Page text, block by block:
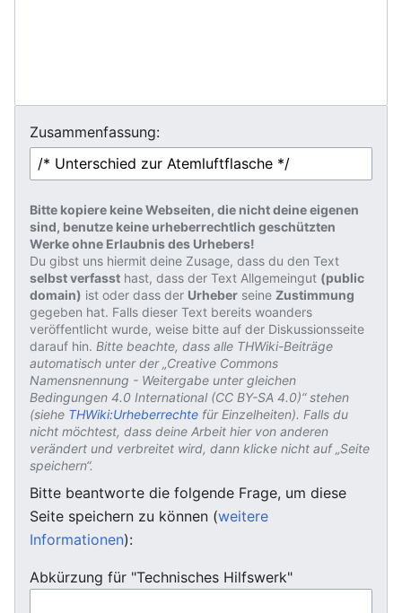
Zusammenfassung:
Bitte kopiere keine Webseiten, die nicht deine eigenen
sind, benutze keine urheberrechtlich geschützten
Werke ohne Erlaubnis des Urhebers!
Du gibst uns hiermit deine Zusage, dass du den Text
selbst verfasst hast, dass der Text Allgemeingut (public
domain) ist oder dass der Urheber seine Zustimmung
gegeben hat. Falls dieser Text bereits woanders
veröffentlicht wurde, weise bitte auf der Diskussionsseite
darauf hin. Bitte beachte, dass alle THWiki-Beiträge
automatisch unter der „Creative Commons
Namensnennung - Weitergabe unter gleichen
Bedingungen 4.0 International (CC BY-SA 4.0)“ stehen
(siehe THWiki:Urheberrechte für Einzelheiten). Falls du
nicht möchtest, dass deine Arbeit hier von anderen
verändert und verbreitet wird, dann klicke nicht auf „Seite
speichern“.
Bitte beantworte die folgende Frage, um diese
Seite speichern zu können (weitere
Informationen):
Abkürzung für "Technisches Hilfswerk"